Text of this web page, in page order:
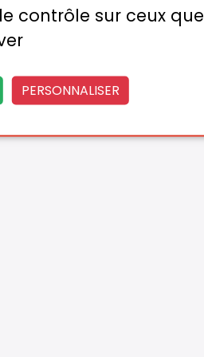
contrôle sur ceux que
PERSONNALISER